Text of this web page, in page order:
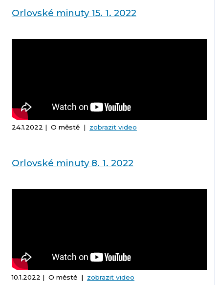
Orlovské minuty 15. 1. 2022
24.1.2022 | O městě | zobrazit video
Orlovské minuty 8. 1. 2022
10.1.2022 | O městě | zobrazit video